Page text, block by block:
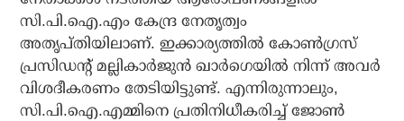
സി.പി.ഐ.എം കേന്ദ്ര നേതൃത്വം
അതൃപ്തിയിലാണ്. ഇക്കാര്യത്തില്‍ കോണ്‍ഗ്രസ്
പ്രസിഡന്റ് മല്ലികാര്‍ജുന്‍ ഖാര്‍ഗെയില്‍ നിന്ന് അവര്‍
വിശദീകരണം തേടിയിട്ടുണ്ട്. എന്നിരുന്നാലും,
സി.പി.ഐ.എമ്മിനെ പ്രതിനിധീകരിച്ച് ജോണ്‍